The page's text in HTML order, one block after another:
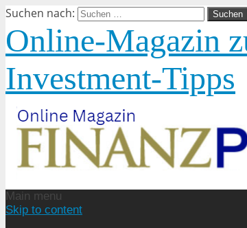
Suchen nach:
Online-Magazin
Investment-Tipps
Main menu
Skip to content